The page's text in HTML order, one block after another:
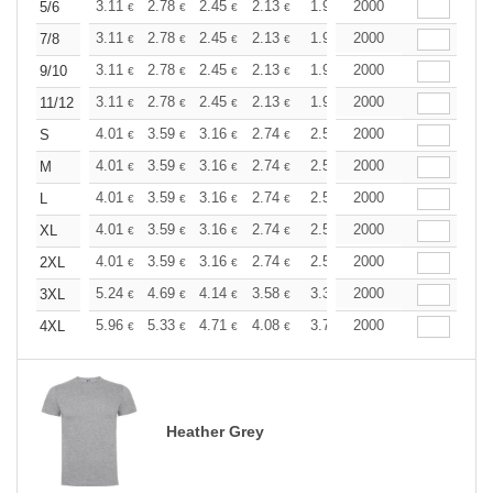
5/6 3.11 € 2.78 € 2.45 € 2.13 € 1.96 1.88
2000
7/8
3.11 € 2.78 € 2.45 € 2.13 € 1.96 1.88
2000
9/10
3.11 € 2.78 € 2.45 € 2.13 € 1.96 1.88
2000
11/12
3.11 € 2.78 € 2.45 € 2.13 € 1.96 1.88
2000
S
4.01 € 3.59 € 3.16 € 2.74 € 2.53 2.43
2000
M
4.01 € 3.59 € 3.16 € 2.74 € 2.53 2.43
2000
L
4.01 € 3.59 € 3.16 € 2.74 € 2.53 2.43
2000
XL
4.01 € 3.59 € 3.16 € 2.74 € 2.53 2.43
2000
2XL
4.01 € 3.59 € 3.16 € 2.74 € 2.53 2.43
2000
3XL
5.24 € 4.69 € 4.14 € 3.58 € 3.31 3.17
2000
4XL
5.96 € 5.33 € 4.71 € 4.08 € 3.76 3.61
2000
Heather Grey